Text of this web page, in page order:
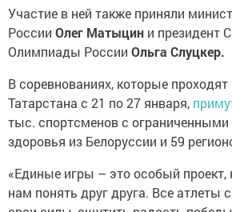
Участие в ней также приняли
России Олег Матыцин и президент
Олимпиады России Ольга Слуцкер.
В соревнованиях, которые проходят
Татарстана с 21 по 27 января,
тыс. спортсменов с
здоровья из Белоруссии и 59
«Единые игры – это особый проект,
нам понять друг друга. Все атлеты